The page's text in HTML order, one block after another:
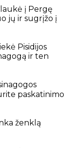
į Pergę
jų ir sugrįžo į
Pisidijos
ir ten
paskatinimo
ženklą